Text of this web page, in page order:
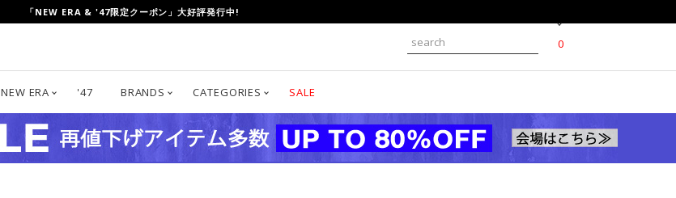
UP TO 80%OFF!「CLEARANCE SALE」開催中!
「NEW ERA & '47限定クーポン」大好評発行中!
0
NEW ERA '47 BRANDS CATEGORIES SALE